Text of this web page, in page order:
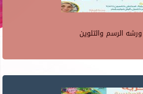
ورشه الرسم والتلوين